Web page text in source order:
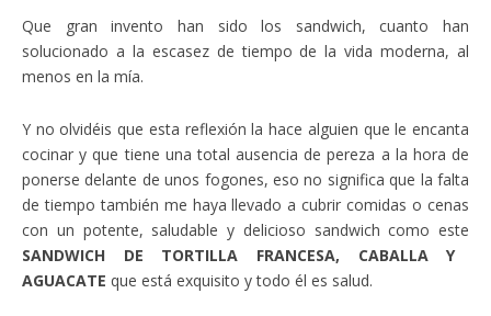
Que gran invento han sido los sandwich, cuanto han
solucionado a la escasez de tiempo de la vida moderna, al
menos en la mía.
Y no olvidéis que esta reflexión la hace alguien que le encanta
cocinar y que tiene una total ausencia de pereza a la hora de
ponerse delante de unos fogones, eso no significa que la falta
de tiempo también me haya llevado a cubrir comidas o cenas
con un potente, saludable y delicioso sandwich como este
SANDWICH DE TORTILLA FRANCESA, CABALLA Y
AGUACATE que está exquisito y todo él es salud.